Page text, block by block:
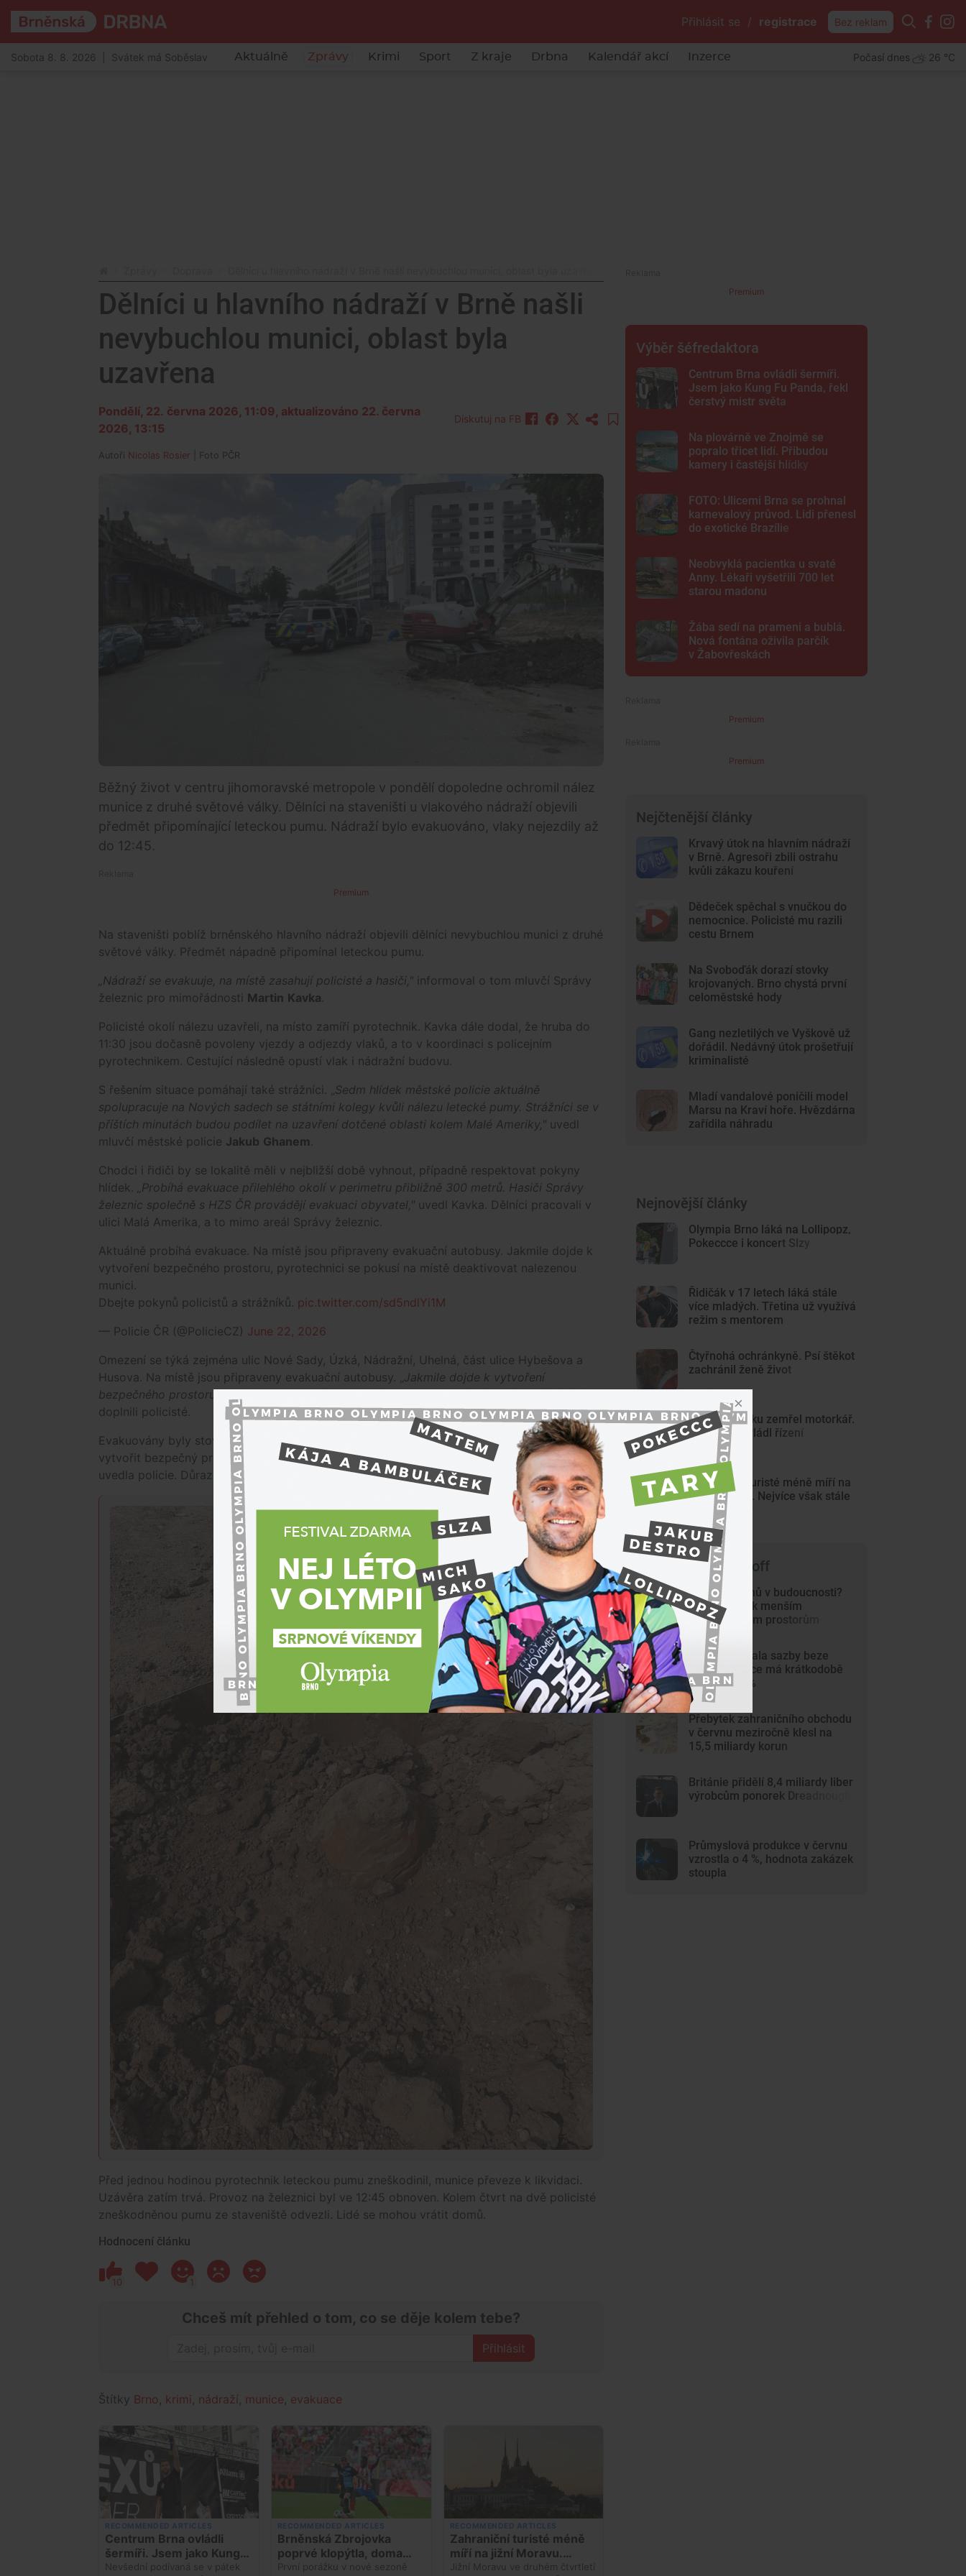
Přihlásit se / registrace Bez reklam
Sobota 8. 8. 2026 | Svátek má Soběslav Aktuálně Zprávy Krimi Sport Z kraje Drbna Kalendář akcí Inzerce Počasí dnes 26 °C
Dělníci u hlavního nádraží v Brně našli
nevybuchlou munici, oblast byla
uzavřena
Pondělí, 22. června 2026, 11:09, aktualizováno 22. června
2026, 13:15
Diskutuj na FB
Autoři Nicolas Rosier | Foto PČR
Běžný život v centru jihomoravské metropole v pondělí dopoledne ochromil nález
munice z druhé světové války. Dělníci na staveništi u vlakového nádraží objevili
předmět připomínající leteckou pumu. Nádraží bylo evakuováno, vlaky nejezdily až
do 12:45.
Premium
Na staveništi poblíž brněnského hlavního nádraží objevili dělníci nevybuchlou munici z druhé
světové války. Předmět nápadně připomínal leteckou pumu.
„Nádraží se evakuuje, na místě zasahují policisté a hasiči," nformoval o tom mluvčí Správy
železnic pro mimořádnosti Martin Kavka.
Policisté okolí nálezu uzavřeli, na místo zamíří pyrotechnik. Kavka dále dodal, že hruba do
11:30 jsou dočasně povoleny vjezdy a odjezdy vlaků, a to v koordinaci s policejním
pyrotechnikem. Cestující následně opustí vlak i nádražní budovu.
S řešením situace pomáhají také strážníci. „ Sedm hlídek městské policie aktuálně
spolupracuje na Nových sadech se státními kolegy kvůli nálezu letecké pumy. Strážníci se v
příštích minutách budou podílet na uzavření dotčené oblasti kolem Malé Ameriky," uvedl
mluvčí městské policie Jakub Ghanem .
Chodci i řidiči by se lokalitě měli v nejbližší době vyhnout, případně respektovat pokyny
hlídek.
„Probíhá evakuace přilehlého okolí v perimetru přibližně 300 metrů. Hasiči Správy
železnic společně s HZS ČR provádějí evakuaci obyvatel," uvedl Kavka. Dělníci pracovali v
ulici Malá Amerika, a to mimo areál Správy železnic.
Aktuálně probíhá evakuace. Na místě jsou připraveny evakuační autobusy. Jakmile dojde k
vytvoření bezpečného prostoru, pyrotechnici se pokusí na místě deaktivovat nalezenou
munici.
Dbejte pokynů policistů a strážníků. pic.twitter.com/sd5ndlYi1M
— Policie ČR (@PolicieCZ) June 22, 2026
Omezení se týká zejména ulic Nové Sady, Úzká, Nádražní, Uhelná, část ulice Hybešova a
Husova. Na místě jsou připraveny evakuační autobusy. „ Jakmile dojde k vytvoření
bezpečného prostoru, pyrotechnici se pokusí na místě deaktivovat nalezenou munici,"
doplnili policisté.
Evakuovány byly stovky lidí, především
bytových domů a obchodů v okolí. Až se podaří
vytvořit bezpečný prostor, pyrotechnici se pokusí na místě deaktivovat nalezenou munici,
uvedla policie. Důrazně přitom vyzývají, aby se lidé v okolí nepohybovali.
Před jednou hodinou pyrotechnik leteckou pumu zneškodinil, munice převeze k likvidaci.
Uzávěra zatím trvá. Provoz na železnici byl ve 12:45 obnoven. Kolem čtvrt na dvě policisté
zneškodněnou pumu ze staveniště odvezli. Lidé se mohou vrátit domů.
Hodnocení článku
10 1
Chceš mít přehled o tom, co se děje kolem tebe?
Přihlásit
Štítky Brno , krimi , nádraží, munice, evakuace
Premium
Výběr šéfredaktora
Centrum Brna ovládli šermíři.
Jsem jako Kung Fu Panda, řekl
čerstvý mistr světa
Na plovárně ve Znojmě se
popralo třicet lidí. Přibudou
kamery i častější hlídky
FOTO: Ulicemi Brna se prohnal
karnevalový průvod. Lidi přenesl
do exotické Brazílie
Neobvyklá pacientka u svaté
Anny. Lékaři vyšetřili 700 let
starou madonu
Žába sedí na prameni a bublá.
Nová fontána oživila parčík
v Žabovřeskách
Premium
Premium
Nejčtenější články
Krvavý útok na hlavním nádraží
v Brně. Agresoři zbili ostrahu
kvůli zákazu kouření
Dědeček spěchal s vnučkou do
nemocnice. Policisté mu razili
cestu Brnem
Na Svoboďák dorazí stovky
krojovaných. Brno chystá první
celoměstské hody
Gang nezletilých ve Vyškově už
dořádil. Nedávný útok prošetřují
kriminalisté
Mladí vandalové poničili model
Marsu na Kraví hoře. Hvězdárna
zařídila náhradu
Nejnovější články
Olympia Brno láká na Lollipopz,
Pokeccce i koncert Slzy
Řidičák v 17 letech láká stále
více mladých. Třetina už využívá
režim s mentorem
Čtyřnohá ochránkyně. Psí štěkot
zachránil ženě život
Na Znojemsku zemřel motorkář.
Zřejmě nezvládl řízení
Zahraniční turisté méně míří na
jižní Moravu. Nejvíce však stále
láká Slováky
O čem píše Trade-off
Bydlení Čechů v budoucnosti?
Směřujeme k menším
multifunkčním prostorům
ČNB ponechala sazby beze
změny, inflace má krátkodobě
vzrůst ke 3 %
Přebytek zahraničního obchodu
v červnu meziročně klesl na
15,5 miliardy korun
Británie přidělí 8,4 miliardy liber
výrobcům ponorek Dreadnought
Průmyslová produkce v červnu
vzrostla o 4 %, hodnota zakázek
stoupla